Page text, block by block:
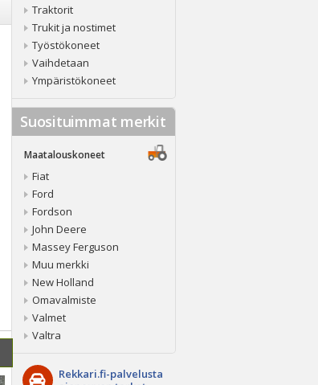
Traktorit
Trukit ja nostimet
Työstökoneet
Vaihdetaan
Ympäristökoneet
Suosituimmat merkit
Maatalouskoneet
Fiat
Ford
Fordson
John Deere
Massey Ferguson
Muu merkki
New Holland
Omavalmiste
Valmet
Valtra
Rekkari.fi-palvelusta